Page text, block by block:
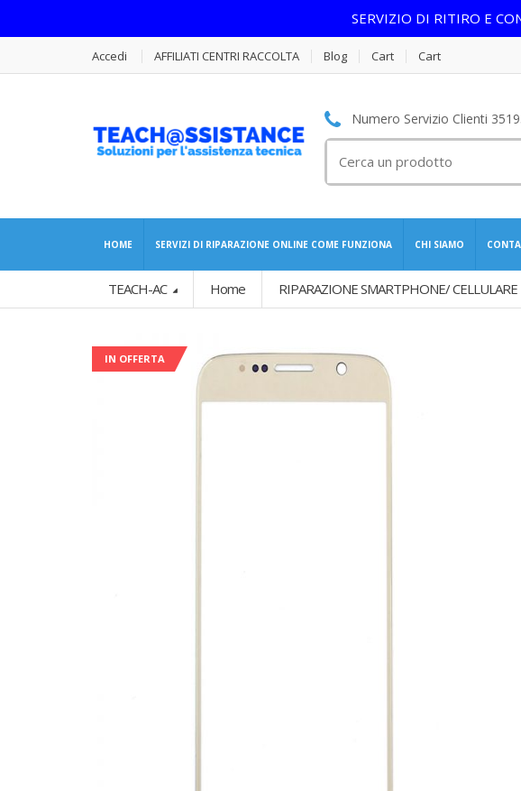
SERVIZIO DI RITIRO E
Accedi AFFILIATI CENTRI RACCOLTA Blog Cart Cart
Numero Servizio Clienti
per:
HOME SERVIZI DI RIPARAZIONE ONLINE COME FUNZIONA CHI SIAMO
TEACH-AC Home RIPARAZIONE SMARTPHONE/ CELLULARE
IN OFFERTA